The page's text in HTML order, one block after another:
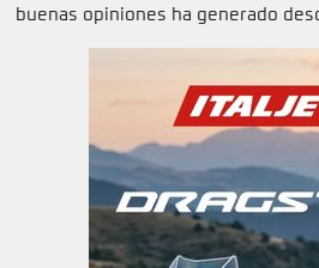
buenas opiniones ha generado